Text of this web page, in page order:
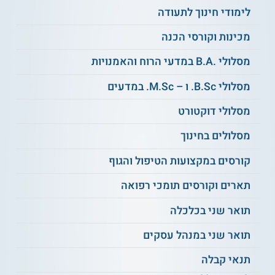
הסתברות וסטטיסטיקה
עסקים בעולם
האינטרנט
טכניקות כמותיות
שוק ההוןוניתוח ניירות
על מוסד הלימוד
אוניברסיטת בן גוריון בנגב מציעה מגוון רחב של התמחויות, כחלק
מהתואר השני במנהל עסקים. ביניהן ניתן לציין
עסקים בהתמחות בשיווק, בהתמחות בהתנהגות ארגונית,
והתמחות ביזמות חדשנות ומערכות מידע. כמו כן, סטודנטים שאינם
לימודי חינוך לתעודה
מכינות וקורסי הכנה
מסלולי .B.A במדעי הרוח והאמנויות
מסלולי B.Sc. ו – M.Sc. במדעים
מסלולי דוקטורט
מסלולים בחינוך
קורסים במקצועות הטיפול והגוף
תארים וקורסים תומכי רפואה
תואר שני בכלכלה
תואר שני במנהל עסקים
תנאי קבלה